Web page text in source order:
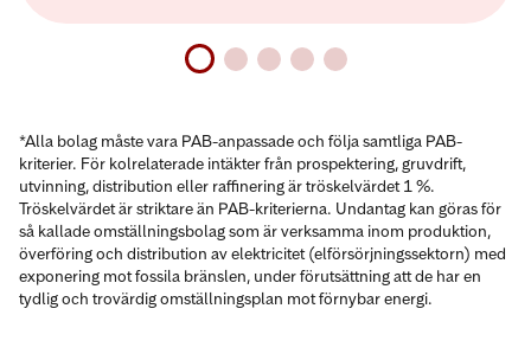
*Alla bolag måste vara PAB-anpassade och följa samtliga PAB-
kriterier. För kolrelaterade intäkter från prospektering, gruvdrift,
utvinning, distribution eller raffinering är tröskelvärdet 1 %.
Tröskelvärdet är striktare än PAB-kriterierna. Undantag kan göras för
så kallade omställningsbolag som är verksamma inom produktion,
överföring och distribution av elektricitet (elförsörjningssektorn) med
exponering mot fossila bränslen, under förutsättning att de har en
tydlig och trovärdig omställningsplan mot förnybar energi.